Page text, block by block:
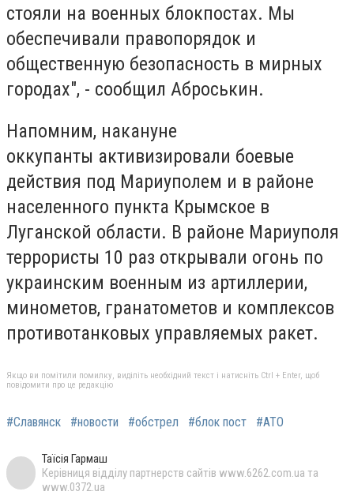
стояли на военных блокпостах. Мы
обеспечивали правопорядок и
общественную безопасность в мирных
городах", - сообщил Аброськин.
Напомним, накануне
оккупанты активизировали боевые
действия под Мариуполем и в районе
населенного пункта Крымское в
Луганской области. В районе Мариуполя
террористы 10 раз открывали огонь по
украинским военным из артиллерии,
минометов, гранатометов и комплексов
противотанковых управляемых ракет.
Якщо ви помітили помилку, виділіть необхідний текст і натисніть Ctrl + Enter, щоб
повідомити про це редакцію
#Славянск #новости #обстрел #блок пост #АТО
Таїсія Гармаш
Керівниця відділу партнерств сайтів www.6262.com.ua та
www.0372.ua